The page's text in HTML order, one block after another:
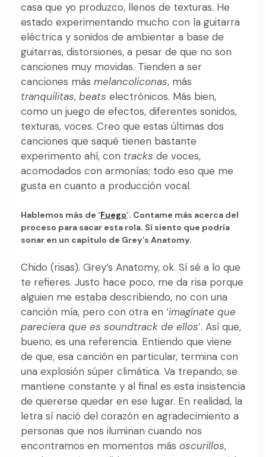
casa que yo produzco, llenos de texturas. He
estado experimentando mucho con la guitarra
eléctrica y sonidos de ambientar a base de
guitarras, distorsiones, a pesar de que no son
canciones muy movidas. Tienden a ser
canciones más melancoliconas, más
tranquilitas, beats electrónicos. Más bien,
como un juego de efectos, diferentes sonidos,
texturas, voces. Creo que estas últimas dos
canciones que saqué tienen bastante
experimento ahí, con tracks de voces,
acomodados con armonías; todo eso que me
gusta en cuanto a producción vocal.
Hablemos más de ‘Fuego‘. Contame más acerca del
proceso para sacar esta rola. Sí siento que podría
sonar en un capítulo de Grey’s Anatomy.
Chido (risas). Grey’s Anatomy, ok. Sí sé a lo que
te refieres. Justo hace poco, me da risa porque
alguien me estaba describiendo, no con una
canción mía, pero con otra en ‘imagínate que
pareciera que es soundtrack de ellos’. Así que,
bueno, es una referencia. Entiendo que viene
de que, esa canción en particular, termina con
una explosión súper climática. Va trepando, se
mantiene constante y al final es esta insistencia
de quererse quedar en ese lugar. En realidad, la
letra sí nació del corazón en agradecimiento a
personas que nos iluminan cuando nos
encontramos en momentos más oscurillos,